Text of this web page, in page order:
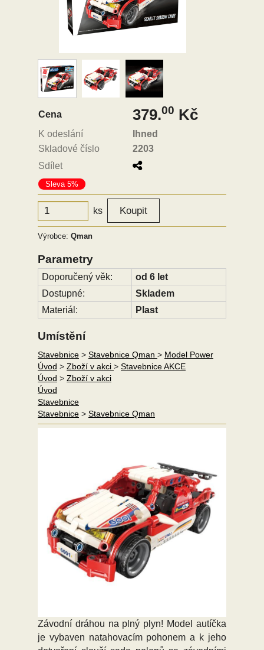
Cena 379.00 Kč
K odeslání
Ihned
Skladové číslo
2203
Sdílet
Sleva 5%
ks
Výrobce: Qman
Parametry
Doporučený věk:
od 6 let
Dostupné:
Skladem
Materiál:
Plast
Umístění
Stavebnice > Stavebnice Qman > Model Power
Úvod > Zboží v akci > Stavebnice AKCE
Úvod > Zboží v akci
Úvod
Stavebnice
Stavebnice > Stavebnice Qman
Závodní dráhou na plný plyn! Model autíčka
je vybaven natahovacím pohonem a k jeho